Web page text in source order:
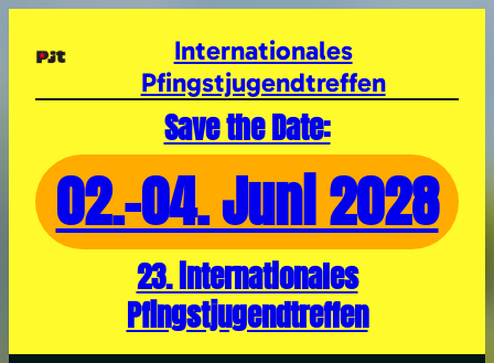
springen
Internationales
Pfingstjugendtreffen
Save the Date:
02.-04. Juni 2028
23. internationales
Pfingstjugendtreffen